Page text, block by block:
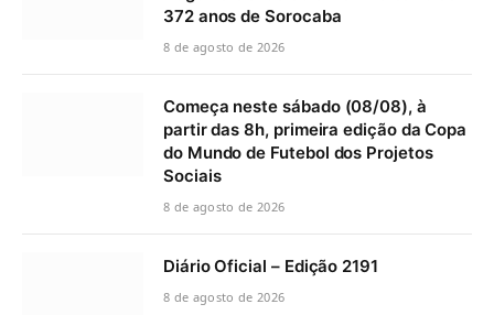
372 anos de Sorocaba
8 de agosto de 2026
Começa neste sábado (08/08), à
partir das 8h, primeira edição da Copa
do Mundo de Futebol dos Projetos
Sociais
8 de agosto de 2026
Diário Oficial – Edição 2191
8 de agosto de 2026